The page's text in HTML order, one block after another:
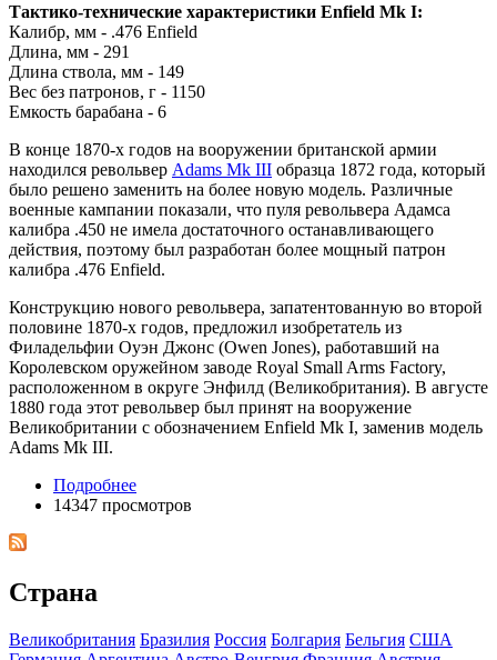
Тактико-технические характеристики Enfield Mk I:
Калибр, мм - .476 Enfield
Длина, мм - 291
Длина ствола, мм - 149
Вес без патронов, г - 1150
Емкость барабана - 6
В конце 1870-х годов на вооружении британской армии
находился револьвер Adams Mk III образца 1872 года, который
было решено заменить на более новую модель. Различные
военные кампании показали, что пуля револьвера Адамса
калибра .450 не имела достаточного останавливающего
действия, поэтому был разработан более мощный патрон
калибра .476 Enfield.
Конструкцию нового револьвера, запатентованную во второй
половине 1870-х годов, предложил изобретатель из
Филадельфии Оуэн Джонс (Owen Jones), работавший на
Королевском оружейном заводе Royal Small Arms Factory,
расположенном в округе Энфилд (Великобритания). В августе
1880 года этот револьвер был принят на вооружение
Великобритании с обозначением Enfield Mk I, заменив модель
Adams Mk III.
Подробнее
14347 просмотров
Страна
Великобритания Бразилия Росcия Болгария Бельгия США